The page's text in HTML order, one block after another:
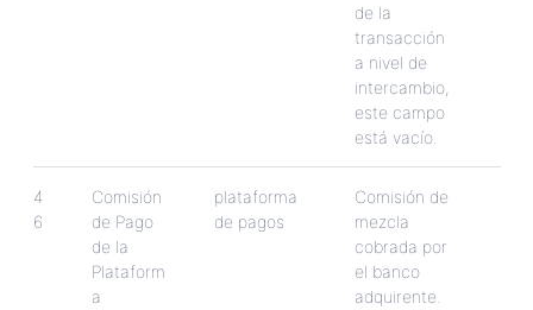
de la
transacción
a nivel de
intercambio,
este campo
está vacío.
4
6
Comisión
de Pago
de la
Plataform
a
plataforma
de pagos
Comisión de
mezcla
cobrada por
el banco
adquirente